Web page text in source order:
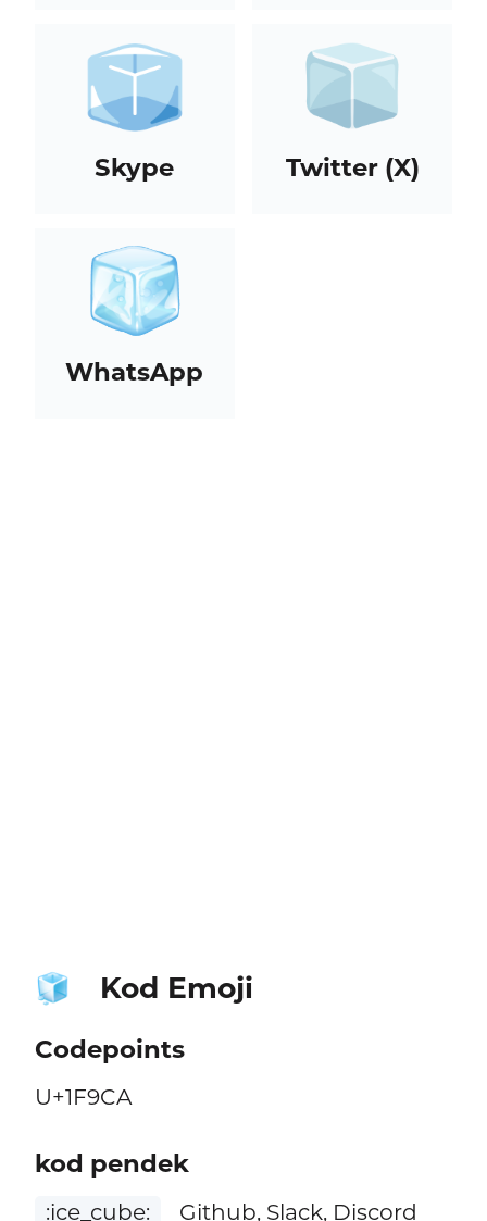
Skype Twitter (X)
WhatsApp
🧊 Kod Emoji
Codepoints
U+1F9CA
kod pendek
:ice_cube: Github, Slack, Discord